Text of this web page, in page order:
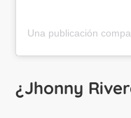
¿Jhonny